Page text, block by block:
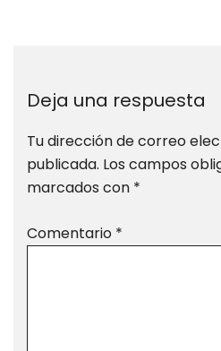
Deja una respuesta
Tu dirección de correo
publicada. Los campos
marcados con *
Comentario *